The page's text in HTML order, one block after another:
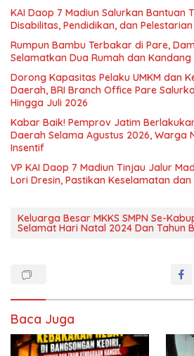
KAI Daop 7 Madiun Salurkan Bantuan
Disabilitas, Pendidikan, dan
Rumpun Bambu Terbakar di Pare,
Selamatkan Dua Rumah dan
Dorong Kapasitas Pelaku UMKM dan
Daerah, BRI Branch Office Pare
Hingga Juli 2026
Kabar Baik! Pemprov Jatim
Daerah Selama Agustus 2026, Warga
Insentif
VP KAI Daop 7 Madiun Tinjau Jalur
Lori Dresin, Pastikan Keselamatan
Keluarga Besar MKKS SMPN Se-
Selamat Hari Natal 2024 Dan Tahun
Baca Juga